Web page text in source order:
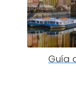
Guía